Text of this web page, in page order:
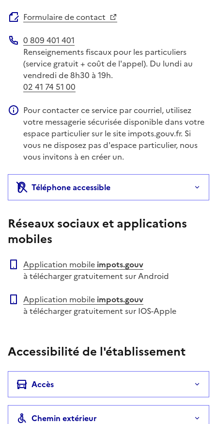
Formulaire de contact
Téléphone
0 809 401 401
Renseignements fiscaux pour les particuliers
(service gratuit + coût de l'appel). Du lundi au
vendredi de 8h30 à 19h.
02 41 74 51 00
Information complémentaire
Pour contacter ce service par courriel, utilisez
votre messagerie sécurisée disponible dans votre
espace particulier sur le site impots.gouv.fr. Si
vous ne disposez pas d'espace particulier, nous
vous invitons à en créer un.
Téléphone accessible
Réseaux sociaux et applications
mobiles
Application mobile impots.gouv
à télécharger gratuitement sur Android
Application mobile impots.gouv
à télécharger gratuitement sur IOS-Apple
Accessibilité de l'établissement
Accès
Chemin extérieur